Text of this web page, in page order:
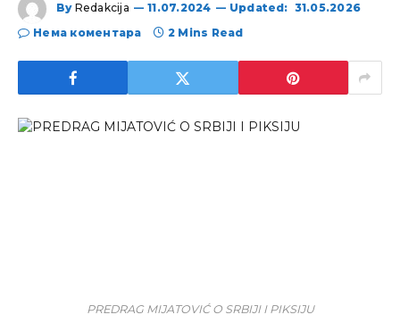
By Redakcija 11.07.2024 Updated: 31.05.2026
Нема коментара
2 Mins Read
PREDRAG MIJATOVIĆ O SRBIJI I PIKSIJU